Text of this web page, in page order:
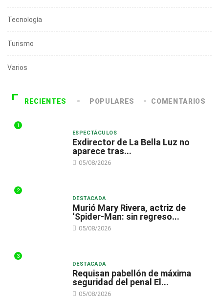
Tecnología
Turismo
Varios
RECIENTES POPULARES COMENTARIOS
1
ESPECTÁCULOS
Exdirector de La Bella Luz no
aparece tras...
05/08/2026
2
DESTACADA
Murió Mary Rivera, actriz de
‘Spider-Man: sin regreso...
05/08/2026
3
DESTACADA
Requisan pabellón de máxima
seguridad del penal El...
05/08/2026